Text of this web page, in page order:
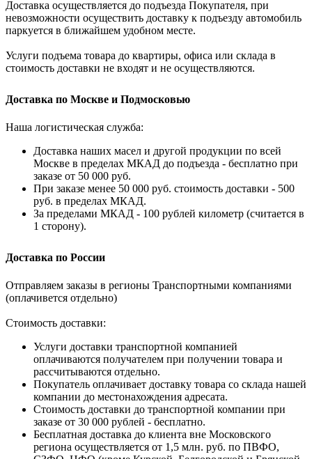
Доставка осуществляется до подъезда Покупателя, при
невозможности осуществить доставку к подъезду автомобиль
паркуется в ближайшем удобном месте.
Услуги подъема товара до квартиры, офиса или склада в
стоимость доставки не входят и не осуществляются.
Доставка по Москве и Подмосковью
Наша логистическая служба:
Доставка наших масел и другой продукции по всей
Москве в пределах МКАД до подъезда - бесплатно при
заказе от 50 000 руб.
При заказе менее 50 000 руб. стоимость доставки - 500
руб. в пределах МКАД.
За пределами МКАД - 100 рублей километр (считается в
1 сторону).
Доставка по России
Отправляем заказы в регионы Транспортными компаниями
(оплачивется отдельно)
Стоимость доставки:
Услуги доставки транспортной компанией
оплачиваются получателем при получении товара и
рассчитываются отдельно.
Покупатель оплачивает доставку товара со склада нашей
компании до местонахождения адресата.
Стоимость доставки до транспортной компании при
заказе от 30 000 рублей - бесплатно.
Бесплатная доставка до клиента вне Московского
региона осуществляется от 1,5 млн. руб. по ПВФО,